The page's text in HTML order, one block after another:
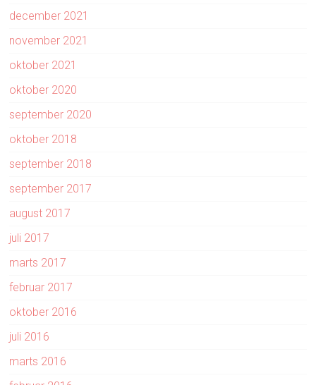
december 2021
november 2021
oktober 2021
oktober 2020
september 2020
oktober 2018
september 2018
september 2017
august 2017
juli 2017
marts 2017
februar 2017
oktober 2016
juli 2016
marts 2016